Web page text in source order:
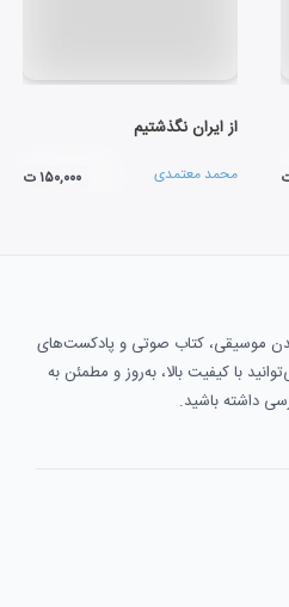
از ایران نگذشتیم
محمد معتمدی ۱۵۰,۰۰۰ ت
موسیقی، کتاب صوتی و پادکست‌های
با کیفیت بالا، به‌روز و مطمئن به
داشته باشید.